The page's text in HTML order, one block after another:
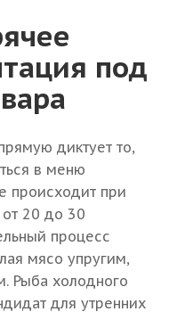
под
диктует то,
в меню
происходит при
от 20 до 30
процесс
мясо упругим,
Рыба холодного
для утренних